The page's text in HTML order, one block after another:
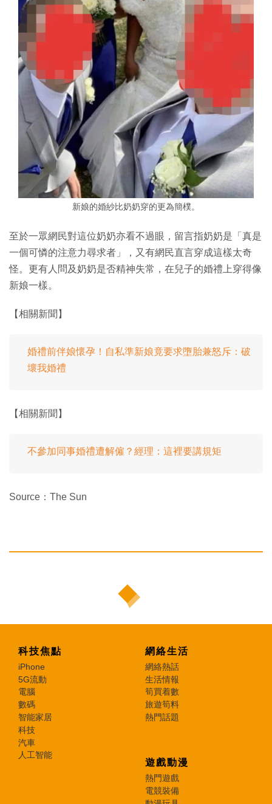
新娘的婚紗比奶奶穿的更為簡樸。
至於一眾網民對這位奶奶亦看不過眼，留言指奶奶是「真是
一個可憐的注意力尋求者」，又有網民直言穿成這樣太奇
怪。更有人問及奶奶是否精神失常，在兒子的婚禮上穿得像
新娘一樣。
【相關新聞】
婚禮前伴娘懷孕！自私準新娘竟要求墮胎兼怒斥：破
壞我婚禮
【相關新聞】
不參加同事婚禮遭解僱？經理：這裡要講規矩
Source：The Sun
科技焦點
iPhone
5G流動
電腦
數碼
智能家居
科技
汽車
人工智能
網絡生活
網絡熱話
生活情報
筍買着數
旅遊筍料
熱門話題
遊戲動漫
熱門遊戲
電競裝備